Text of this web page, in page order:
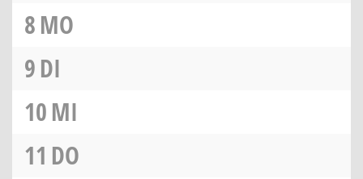
8MO
9DI
10MI
11 DO